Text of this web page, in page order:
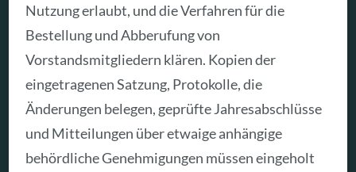
Nutzung erlaubt, und die Verfahren für die
Bestellung und Abberufung von
Vorstandsmitgliedern klären. Kopien der
eingetragenen Satzung, Protokolle, die
Änderungen belegen, geprüfte Jahresabschlüsse
und Mitteilungen über etwaige anhängige
behördliche Genehmigungen müssen eingeholt